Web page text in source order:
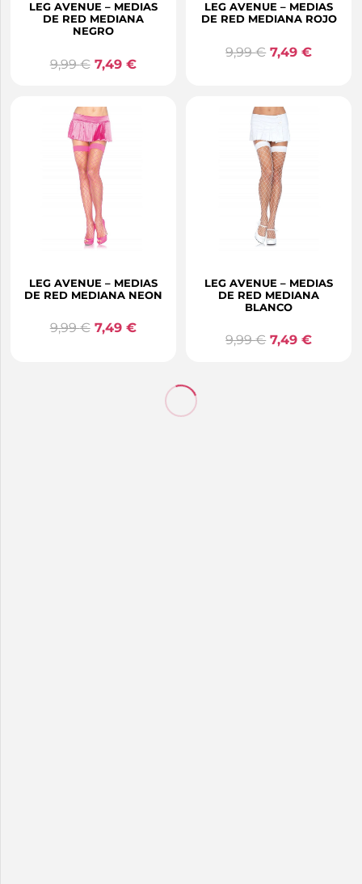
LEG AVENUE – MEDIAS
DE RED MEDIANA
NEGRO
9,99€ 7,49 €
LEG AVENUE – MEDIAS
DE RED MEDIANA ROJO
9,99€ 7,49€
LEG AVENUE – MEDIAS
DE RED MEDIANA NEON
9,99€ 7,49 €
LEG AVENUE – MEDIAS
DE RED MEDIANA
BLANCO
9,99€ 7,49€